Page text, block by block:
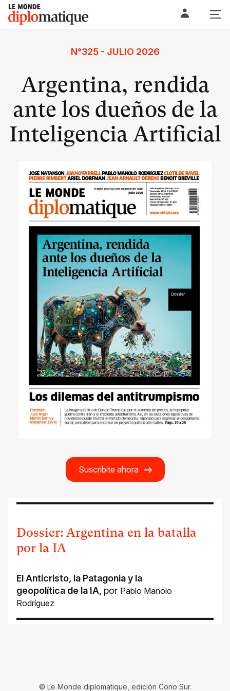
Skip
content
Le monde diplomatique
N°325 - JULIO 2026
Argentina, rendida
ante los dueños de la
Inteligencia Artificial
Suscribite ahora
Dossier: Argentina en la batalla
por la IA
El Anticristo, la Patagonia y la
geopolítica de la IA, por Pablo Manolo
Rodríguez
© Le Monde diplomatique, edición Cono Sur.